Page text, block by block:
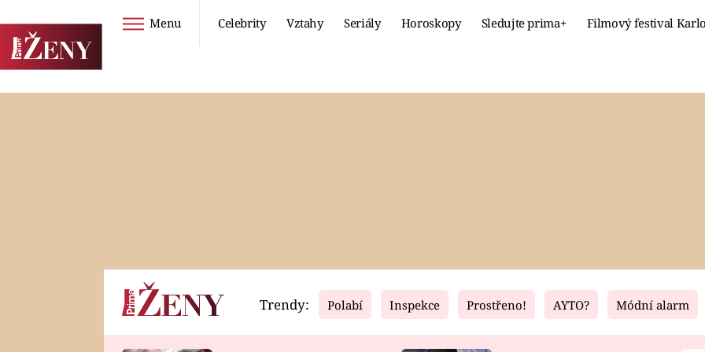
Menu Celebrity Vztahy Seriály Horoskopy Sledujte prima+ Filmový festival
Horoskopy Video Fresh Living
Trendy: Polabí Inspekce Prostřeno! AYTO? Módní alarm